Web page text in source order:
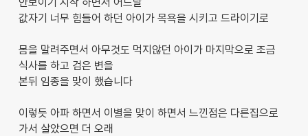
값자기 너무 힘들어 하던 아이가 목욕을 시키고 드라이기로
몸을 말려주면서 아무것도 먹지않던 아이가 마지막으로 조금
식사를 하고 검은 변을
본뒤 임종을 맞이 했습니다
이렇듯 아파 하면서 이별을 맞이 하면서 느낀점은 다른집으로
가서 살았으면 더 오래